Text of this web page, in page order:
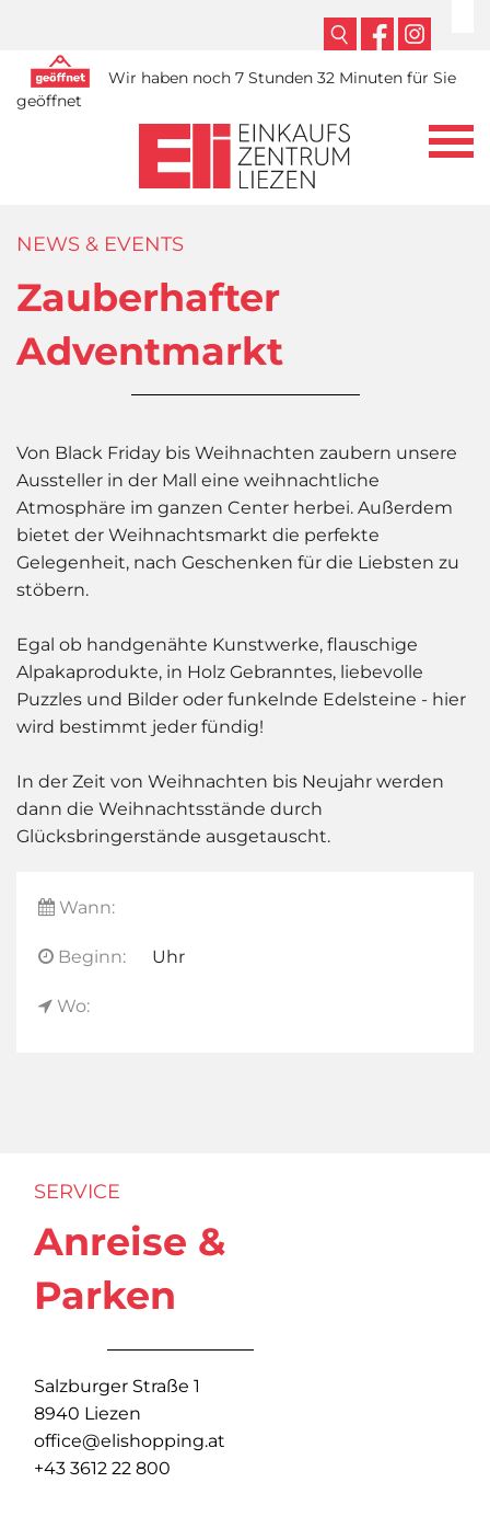
Wir haben noch 7 Stunden 32 Minuten für Sie
geöffnet
NEWS & EVENTS
Zauberhafter
Adventmarkt
Von Black Friday bis Weihnachten zaubern unsere
Aussteller in der Mall eine weihnachtliche
Atmosphäre im ganzen Center herbei. Außerdem
bietet der Weihnachtsmarkt die perfekte
Gelegenheit, nach Geschenken für die Liebsten zu
stöbern.
Egal ob handgenähte Kunstwerke, flauschige
Alpakaprodukte, in Holz Gebranntes, liebevolle
Puzzles und Bilder oder funkelnde Edelsteine - hier
wird bestimmt jeder fündig!
In der Zeit von Weihnachten bis Neujahr werden
dann die Weihnachtsstände durch
Glücksbringerstände ausgetauscht.
Wann:
Beginn: Uhr
Wo:
SERVICE
Anreise &
Parken
Salzburger Straße 1
8940 Liezen
office@elishopping.at
+43 3612 22 800